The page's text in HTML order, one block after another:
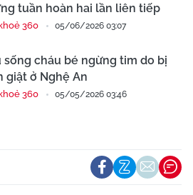
tuần hoàn hai lần liên tiếp
360 05/06/2026 03:07
sống cháu bé ngừng tim do bị
giật ở Nghệ An
360 05/05/2026 03:46